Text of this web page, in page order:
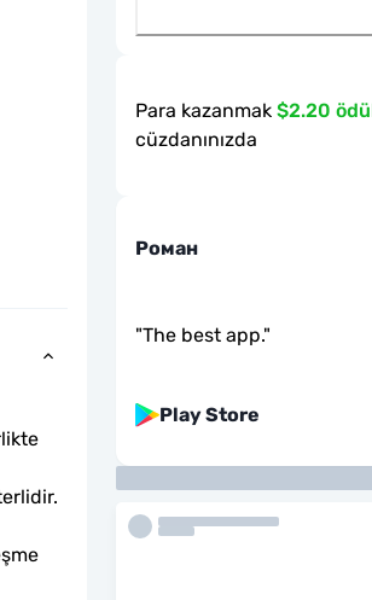
Para kazanmak $2.20
cüzdanınızda
Роман
"The best app."
Play Store